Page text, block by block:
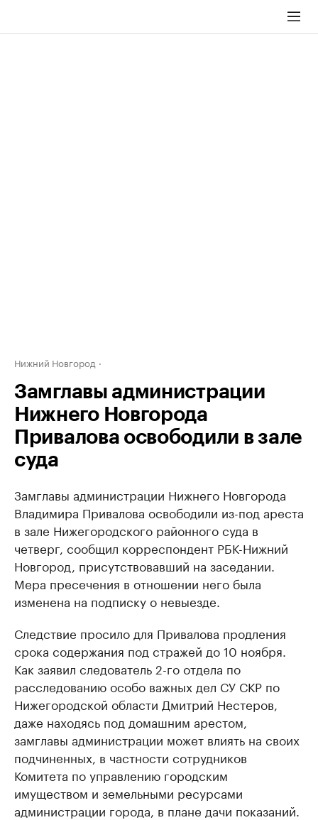
Нижний Новгород
Замглавы администрации
Нижнего Новгорода
Привалова освободили в зале
суда
Замглавы администрации Нижнего Новгорода
Владимира Привалова освободили из-под ареста
в зале Нижегородского районного суда в
четверг, сообщил корреспондент РБК-Нижний
Новгород, присутствовавший на заседании.
Мера пресечения в отношении него была
изменена на подписку о невыезде.
Следствие просило для Привалова продления
срока содержания под стражей до 10 ноября.
Как заявил следователь 2-го отдела по
расследованию особо важных дел СУ СКР по
Нижегородской области Дмитрий Нестеров,
даже находясь под домашним арестом,
замглавы администрации может влиять на своих
подчиненных, в частности сотрудников
Комитета по управлению городским
имуществом и земельными ресурсами
администрации города, в плане дачи показаний.